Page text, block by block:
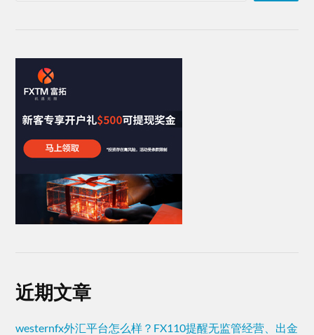
近期文章
westernfx外汇平台怎么样？FX110提醒无监管经营、出金